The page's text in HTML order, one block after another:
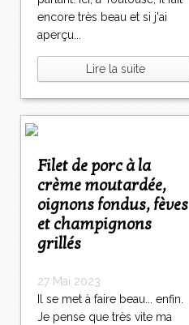
encore très beau et si j'ai
aperçu...
Lire la suite
Filet de porc à la
crème moutardée,
oignons fondus, fèves
et champignons
grillés
27 Mai 2023
Il se met à faire beau... enfin.
Je pense que très vite ma